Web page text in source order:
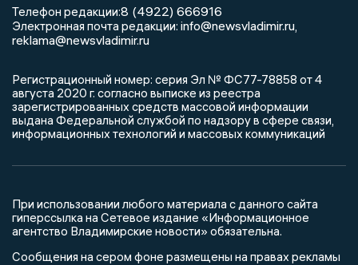
Телефон редакции:8 (4922) 666916
Электронная почта редакции: info@newsvladimir.ru
reklama@newsvladimir.ru
Регистрационный номер: серия Эл № ФС77-78858 от 4
августа 2020 г. согласно выписке из реестра
зарегистрированных средств массовой информации
выдана Федеральной службой по надзору в сфере связи,
информационных технологий и массовых коммуникаций
При использовании любого материала с данного сайта
гиперссылка на Сетевое издание «Информационное
агентство Владимирские новости» обязательна.
Сообщения на сером фоне размещены на правах рекламы